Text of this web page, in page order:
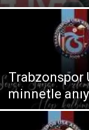
Trabzonspor
minnetle